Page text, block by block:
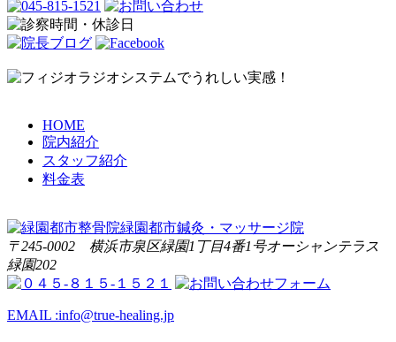
HOME
院内紹介
スタッフ紹介
料金表
〒245-0002 横浜市泉区緑園1丁目4番1号オーシャンテラス
緑園202
EMAIL :info@true-healing.jp